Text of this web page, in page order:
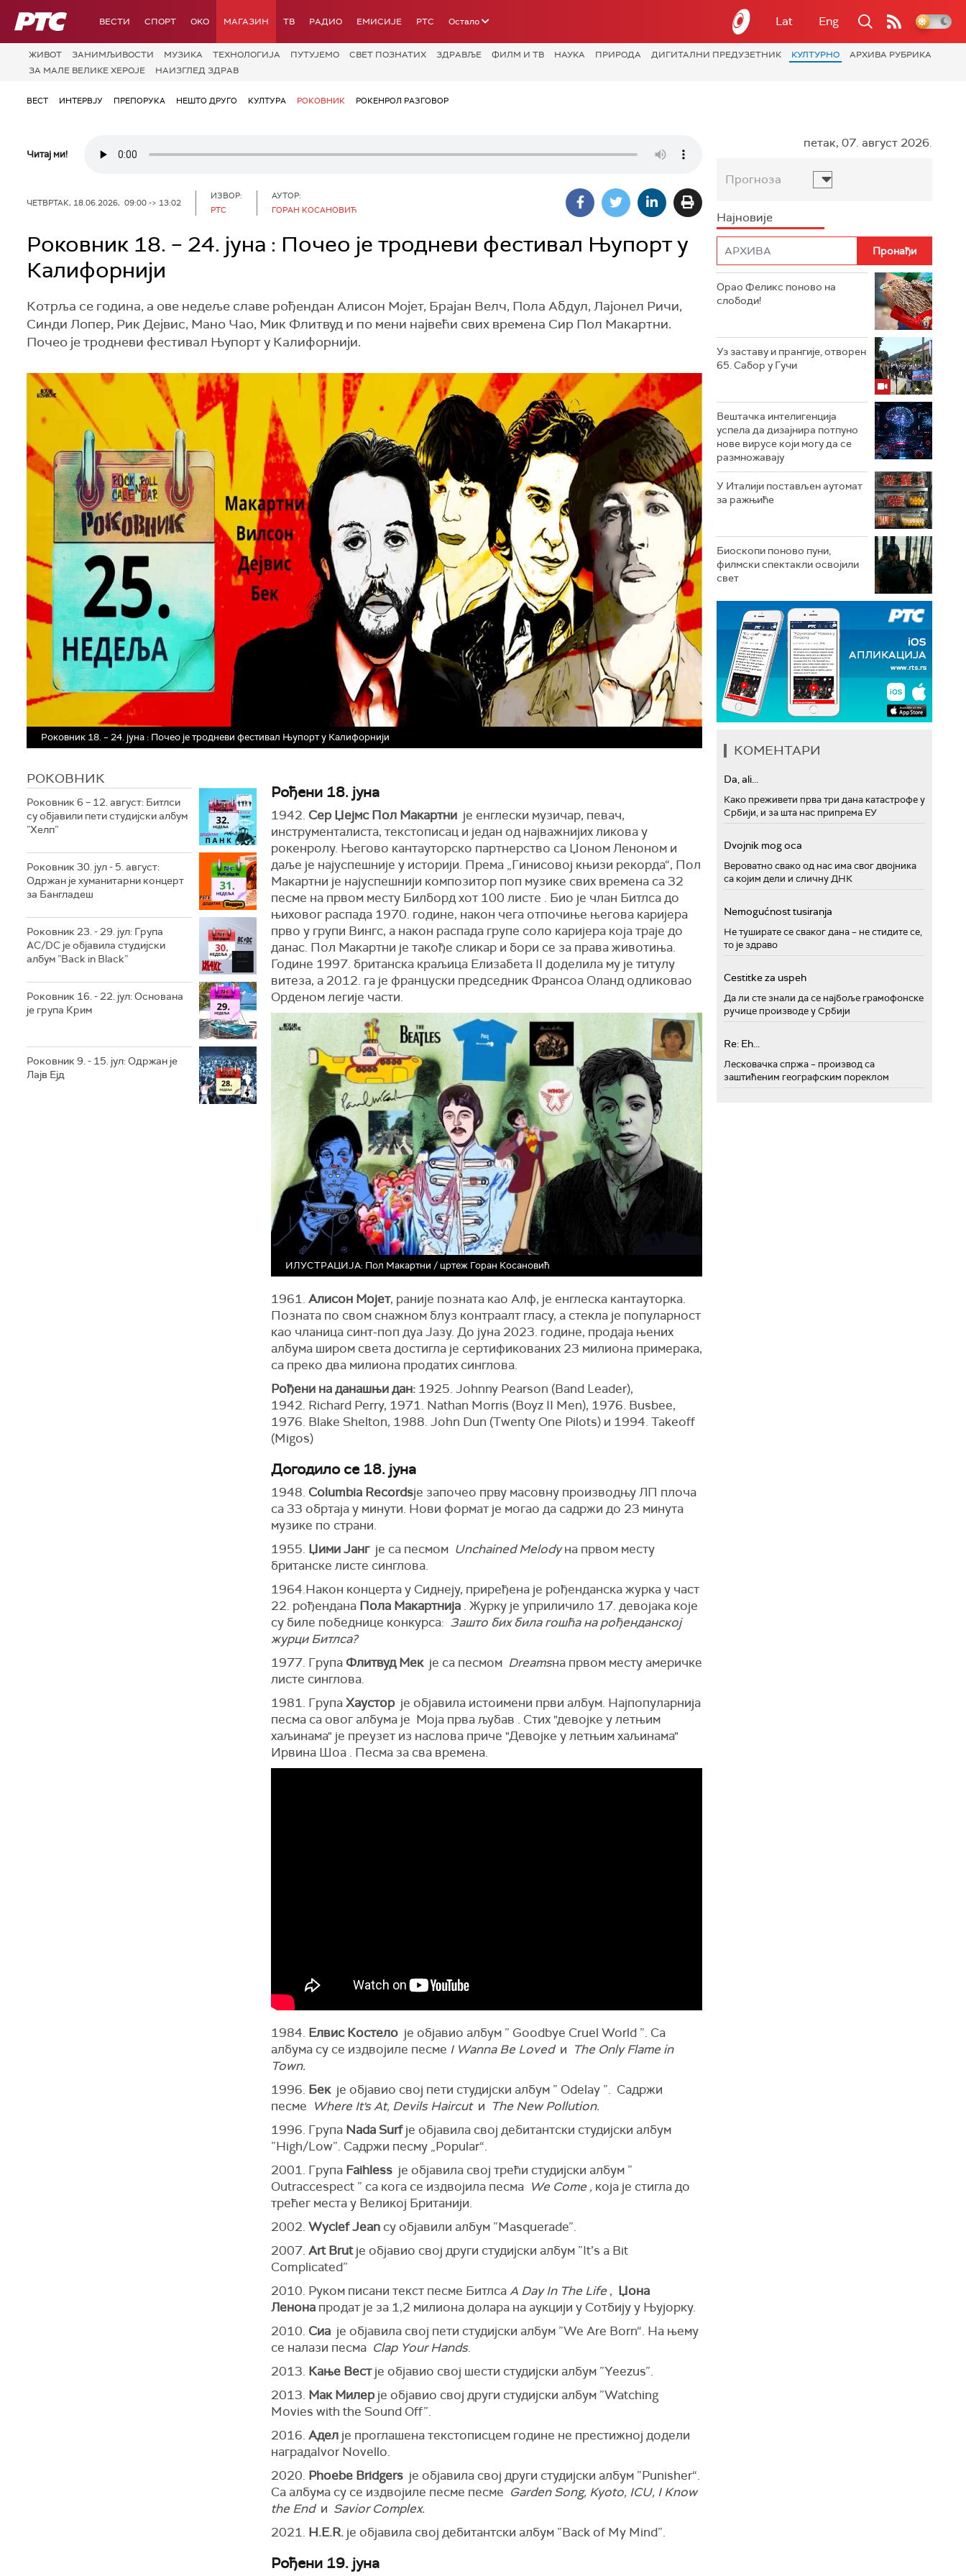
РТС ВЕСТИ СПОРТ OKO МАГАЗИН ТВ РАДИО ЕМИСИЈЕ РТС Остало Lat Eng
ЖИВОТ ЗАНИМЉИВОСТИ МУЗИКА ТЕХНОЛОГИЈA ПУТУЈЕМО СВЕТ ПОЗНАТИХ ЗДРАВЉЕ ФИЛМ И ТВ НАУКА ПРИРОДА ДИГИТАЛНИ ПРЕДУЗЕТНИК КУЛТУРНО
АРХИВА РУБРИКА
ЗА МАЛЕ ВЕЛИКЕ ХЕРОЈЕ
НАИЗГЛЕД ЗДРАВ
ВЕСТ ИНТЕРВЈУ ПРЕПОРУКА НЕШТО ДРУГО КУЛТУРА РОКОВНИК РОКЕНРОЛ РАЗГОВОР
Читај ми!
ЧЕТВРТАК, 18.06.2026, 09:00 -> 13:02
ИЗВОР:
РТС
АУТОР:
ГОРАН КОСАНОВИЋ
Роковник 18. – 24. јуна : Почео је тродневи фестивал Њупорт у
Калифорнији
Котрља се година, а ове недеље славе рођендан Алисон Мојет, Брајан Велч, Пола Абдул, Лајонел Ричи,
Синди Лопер, Рик Дејвис, Мано Чао, Мик Флитвуд и по мени највећи свих времена Сир Пол Макартни.
Почео је тродневи фестивал Њупорт у Калифорнији.
Роковник 18. – 24. јуна : Почео је тродневи фестивал Њупорт у Калифорнији
РОКОВНИК
Роковник 6 – 12. август: Битлси
су објавили пети студијски албум
”Хелп”
Роковник 30. јул - 5. август:
Одржан је хуманитарни концерт
за Бангладеш
Роковник 23. - 29. јул: Група
AC/DC је објавила студијски
албум ”Back in Black”
Роковник 16. - 22. јул: Основана
је група Крим
Роковник 9. - 15. јул: Oдржан је
Лајв Ејд
Рођени 18. јуна
1942. Сер Џејмс Пол Макартни је енглески музичар, певач,
инструменталиста, текстописац и један од најважнијих ликова у
рокенролу. Његово кантауторско партнерство са Џоном Леноном и
даље је најуспешније у историји. Према „Гинисовој књизи рекорда“, Пол
Макартни је најуспешнији композитор поп музике свих времена са 32
песме на првом месту Билборд хот 100 листе . Био је члан Битлса до
њиховог распада 1970. године, након чега отпочиње његова каријера
прво у групи Вингс, а након распада групе соло каријера која траје до
данас. Пол Макартни је такође сликар и бори се за права животиња.
Године 1997. британска краљица Елизабета II доделила му је титулу
витеза, а 2012. га је француски председник Франсоа Оланд одликовао
Орденом легије части.
ИЛУСТРАЦИЈА: Пол Макартни / цртеж Горан Косановић
1961. Алисон Мојет, раније позната као Алф, је енглеска кантауторка.
Позната по свом снажном блуз контраалт гласу, а стекла је популарност
као чланица синт-поп дуа Јазу. До јуна 2023. године, продаја њених
албума широм света достигла је сертификованих 23 милиона примерака,
са преко два милиона продатих синглова.
Рођени на данашњи дан: 1925. Johnny Pearson (Band Leader),
1942. Richard Perry, 1971. Nathan Morris (Boyz II Men), 1976. Busbee,
1976. Blake Shelton, 1988. John Dun (Twenty One Pilots) и 1994. Takeoff
(Migos)
Догодило се 18. јуна
1948. Columbia Recordsје започео прву масовну производњу ЛП плоча
са 33 обртаја у минути. Нови формат је могао да садржи до 23 минута
музике по страни.
1955. Џими Јанг је са песмом Unchained Melodyна првом месту
британске листе синглова.
1964.Након концерта у Сиднеју, приређена је рођенданска журка у част
22. рођендана Пола Макартнија . Журку је уприличило 17. девојака које
су биле победнице конкурса: Зашто бих била гошћа на рођенданској
журци Битлса?
1977. Група Флитвуд Мек је са песмом Dreamsна првом месту америчке
листе синглова.
1981. ГрупаХаустор је објавила истоимени први албум. Најпопуларнија
песма са овог албума је Моја прва љубав . Стих "девојке у летњим
хаљинама" је преузет из наслова приче "Девојке у летњим хаљинама"
Ирвина Шоа . Песма за сва времена.
1984. Елвис Костело је објавио албум ” Goodbye Cruel World ”. Са
албума су се издвојиле песме I Wanna Be Lovedи The Only Flame in
Town.
1996. Бекје објавио свој пети студијски албум ” Odelay ”. Садржи
песме Where It's At, Devils Haircut и The New Pollution.
1996. Група Nada Surfје објавила свој дебитантски студијски албум
”High/Low”. Садржи песму „Popular“.
2001. Група Faihless је објавила свој трећи студијски албум ”
Outraccespect ” са кога се издвојила песма We Come , која је стигла до
трећег места у Великој Британији.
2002. Wyclef Jean су објавили албум ”Masquerade”.
2007. Art Brutје објавио свој други студијски албум ”It’s a Bit
Complicated”
2010. Руком писани текст песме БитлсаA Day In The Life, Џона
Ленона продат је за 1,2 милиона долара на аукцији у Сотбију у Њујорку.
2010. Сиа је објавила свој пети студијски албум ”We Are Born“. На њему
се налази песма Clap Your Hands.
2013. Кање Вестје објавио свој шести студијски албум ”Yeezus”.
2013. Мак Милерје објавио свој други студијски албум ”Watching
Movies with the Sound Off”.
2016. Адел је проглашена текстописцем године не престижној додели
наградаIvor Novello.
2020. Phoebe Bridgers је објавила свој други студијски албум ”Punisher“.
Са албума су се издвојиле песме песме Garden Song, Kyoto, ICU, I Know
the Endи Savior Complex.
2021. H.E.R. је објавила свој дебитантски албум ”Back of My Mind”.
Рођени 19. јуна
петак, 07. август 2026.
Прогноза
Најновије
Орао Феликс поново на
слободи!
Уз заставу и прангије, отворен
65. Сабор у Гучи
Вештачка интелигенција
успела да дизајнира потпуно
нове вирусе који могу да се
размножавају
У Италији постављен аутомат
за ражњиће
Биоскопи поново пуни,
филмски спектакли освојили
свет
КОМЕНТАРИ
Da, ali...
Како преживети прва три дана катастрофе у
Србији, и за шта нас припрема ЕУ
Dvojnik mog oca
Вероватно свако од нас има свог двојника
са којим дели и сличну ДНК
Nemogućnost tusiranja
Не туширате се сваког дана – не стидите се,
то је здраво
Cestitke za uspeh
Да ли сте знали да се најбоље грамофонске
ручице производе у Србији
Re: Eh...
Лесковачка спржа – производ са
заштићеним географским пореклом